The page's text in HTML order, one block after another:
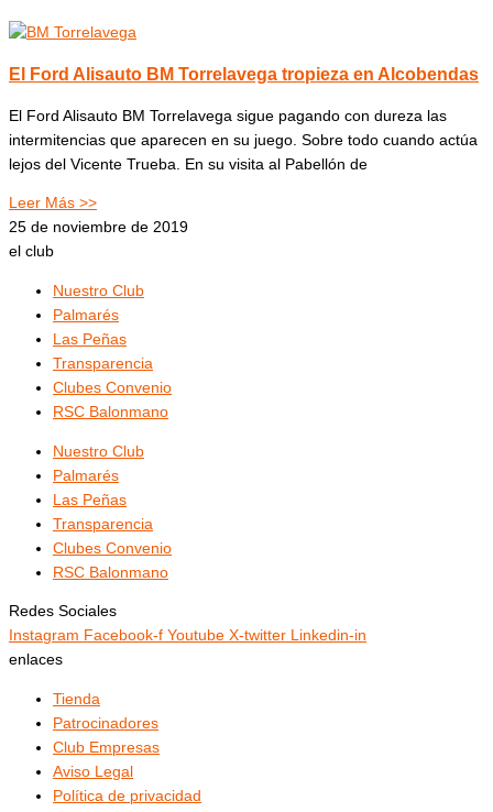
El Ford Alisauto BM Torrelavega tropieza en Alcobendas
El Ford Alisauto BM Torrelavega sigue pagando con dureza las
intermitencias que aparecen en su juego. Sobre todo cuando actúa
lejos del Vicente Trueba. En su visita al Pabellón de
Leer Más >>
25 de noviembre de 2019
el club
Nuestro Club
Palmarés
Las Peñas
Transparencia
Clubes Convenio
RSC Balonmano
Nuestro Club
Palmarés
Las Peñas
Transparencia
Clubes Convenio
RSC Balonmano
Redes Sociales
Instagram Facebook-f Youtube X-twitter Linkedin-in
enlaces
Tienda
Patrocinadores
Club Empresas
Aviso Legal
Política de privacidad